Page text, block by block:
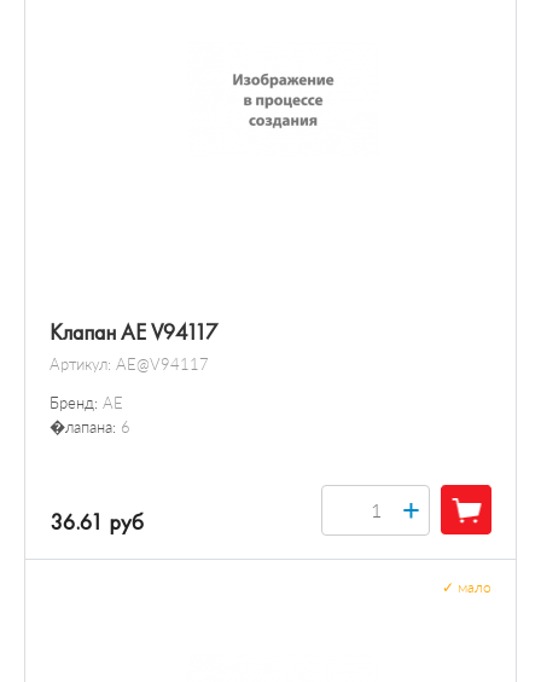
Клапан AE V94117
Артикул: AE@V94117
Бренд: AE
�лапана: 6
36.61 руб +
мало
Преобразователь давления